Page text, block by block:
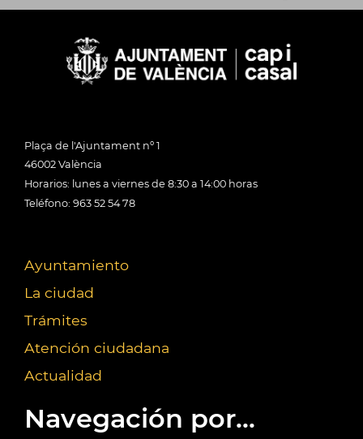
Plaça de l'Ajuntament nº 1
46002 València
Horarios: lunes a viernes de 8:30 a 14:00 horas
Teléfono: 963 52 54 78
Ayuntamiento
La ciudad
Trámites
Atención ciudadana
Actualidad
Navegación por...